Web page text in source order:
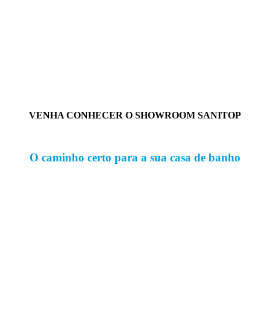
VENHA CONHECER O SHOWROOM SANITOP
O caminho certo para a sua casa de banho